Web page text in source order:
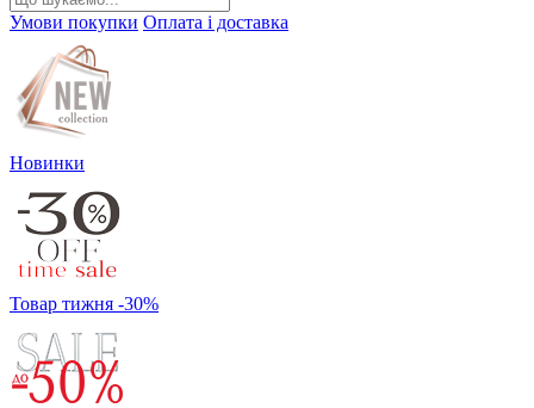
Умови покупки Оплата і доставка
Новинки
Товар тижня -30%